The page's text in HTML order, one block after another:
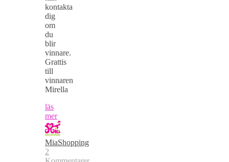
kontakta
dig
om
du
blir
vinnare.
Grattis
till
vinnaren
Mirella
läs
mer
MiaShopping
2